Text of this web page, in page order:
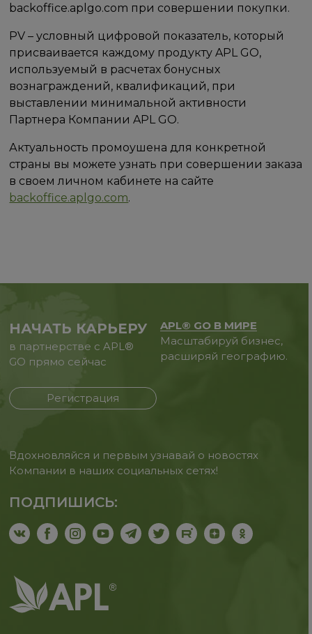
backoffice.aplgo.com при совершении покупки.
PV – условный цифровой показатель, который
присваивается каждому продукту APL GO,
используемый в расчетах бонусных
вознаграждений, квалификаций, при
выставлении минимальной активности
Партнера Компании APL GO.
Актуальность промоушена для конкретной
страны вы можете узнать при совершении заказа
в своем личном кабинете на сайте
backoffice.aplgo.com.
НАЧАТЬ КАРЬЕРУ
в партнерстве с APL®
GO прямо сейчас
Регистрация
APL® GO В МИРЕ
Масштабируй бизнес,
расширяй географию.
Вдохновляйся и первым узнавай о новостях
Компании в наших социальных сетях!
ПОДПИШИСЬ: